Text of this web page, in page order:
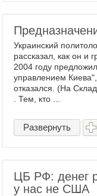
Украинский
рассказал, как он и
2004 году
управлением
отказался. (На
. Тем, кто ...
Развернуть
ЦБ РФ: денег
у нас не США